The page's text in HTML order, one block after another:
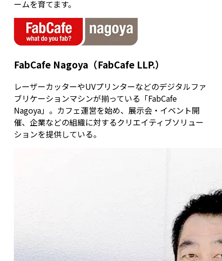
ームを育てます。
FabCafe Nagoya（FabCafe LLP.）
レーザーカッターやUVプリンターなどのデジタルファ
ブリケーションマシンが揃っている「FabCafe
Nagoya」。カフェ運営を始め、展示会・イベント開
催、企業などの組織に対するクリエイティブソリュー
ションを提供している。